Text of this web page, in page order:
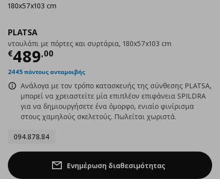
PLATSA
ντουλάπι με πόρτες και συρτάρια, 180x57x103 cm
€489,00
Τρέχουσα τιμή
2445 πόντους ανταμοιβής
Ανάλογα με τον τρόπο κατασκευής της σύνθεσης PLATSA,
μπορεί να χρειαστείτε μία επιπλέον επιφάνεια SPILDRA
για να δημιουργήσετε ένα όμορφο, ενιαίο φινίρισμα
στους χαμηλούς σκελετούς. Πωλείται χωριστά.
094.878.84
180x57x103 cm
Ενημέρωση διαθεσιμότητας